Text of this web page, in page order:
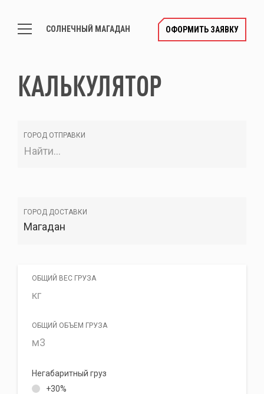
СОЛНЕЧНЫЙ МАГАДАН ОФОРМИТЬ ЗАЯВКУ
КАЛЬКУЛЯТОР
ГОРОД ОТПРАВКИ
ГОРОД ДОСТАВКИ
Магадан
ОБЩИЙ ВЕС ГРУЗА
ОБЩИЙ ОБЪЕМ ГРУЗА
Негабаритный груз
+30%